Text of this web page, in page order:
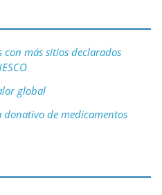
más sitios declarados
global
de medicamentos